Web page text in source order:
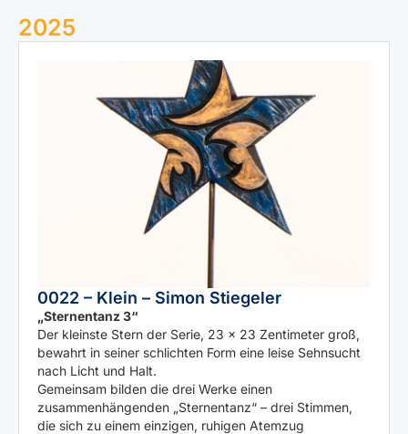
2025
0022 – Klein – Simon Stiegeler
„Sternentanz 3“
Der kleinste Stern der Serie, 23 × 23 Zentimeter groß,
bewahrt in seiner schlichten Form eine leise Sehnsucht
nach Licht und Halt.
Gemeinsam bilden die drei Werke einen
zusammenhängenden „Sternentanz“ – drei Stimmen,
die sich zu einem einzigen, ruhigen Atemzug